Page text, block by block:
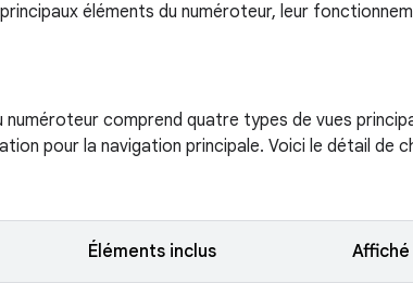
éléments du numéroteur, leur
comprend quatre types de vues
pour la navigation principale. Voici le détail de
Éléments inclus